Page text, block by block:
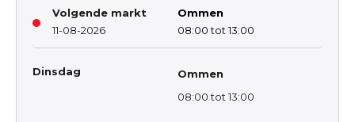
Volgende markt
11-08-2026
Ommen
08:00 tot 13:00
Dinsdag
Ommen
08:00 tot 13:00